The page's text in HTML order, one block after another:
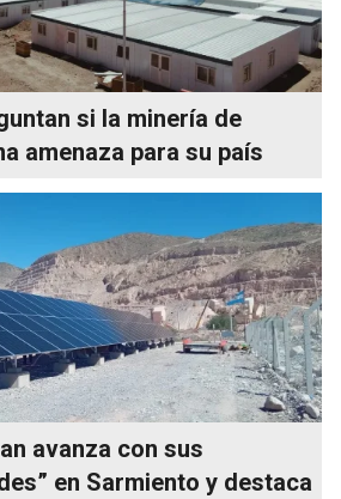
si la minería de
amenaza para su país
avanza con sus
en Sarmiento y destaca